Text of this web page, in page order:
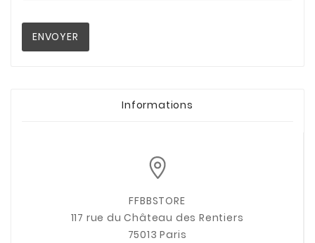
ENVOYER
Informations
FFBBSTORE
117 rue du Château des Rentiers
75013 Paris